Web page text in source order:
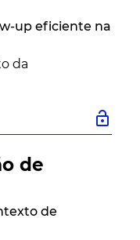
up eficiente na
da
lock_open
de
de